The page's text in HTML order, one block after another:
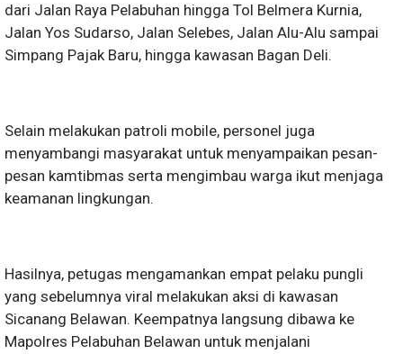
dari Jalan Raya Pelabuhan hingga Tol Belmera Kurnia,
Jalan Yos Sudarso, Jalan Selebes, Jalan Alu-Alu sampai
Simpang Pajak Baru, hingga kawasan Bagan Deli.
Selain melakukan patroli mobile, personel juga
menyambangi masyarakat untuk menyampaikan pesan-
pesan kamtibmas serta mengimbau warga ikut menjaga
keamanan lingkungan.
Hasilnya, petugas mengamankan empat pelaku pungli
yang sebelumnya viral melakukan aksi di kawasan
Sicanang Belawan. Keempatnya langsung dibawa ke
Mapolres Pelabuhan Belawan untuk menjalani